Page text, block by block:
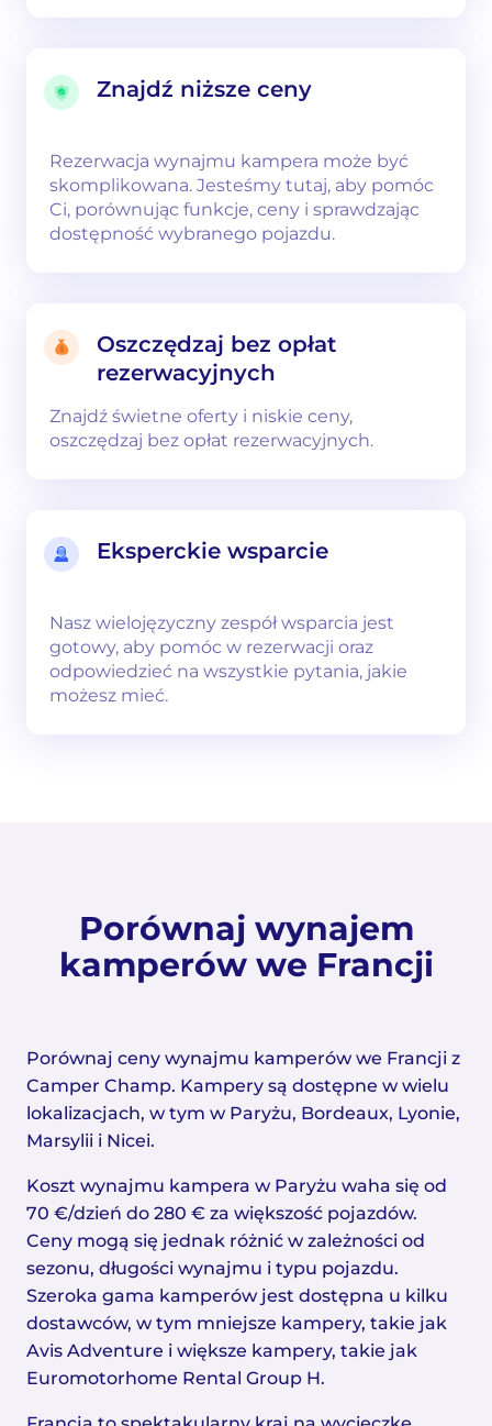
Znajdź niższe ceny
Rezerwacja wynajmu kampera może być
skomplikowana. Jesteśmy tutaj, aby pomóc
Ci, porównując funkcje, ceny i sprawdzając
dostępność wybranego pojazdu.
Oszczędzaj bez opłat
rezerwacyjnych
Znajdź świetne oferty i niskie ceny,
oszczędzaj bez opłat rezerwacyjnych.
Eksperckie wsparcie
Nasz wielojęzyczny zespół wsparcia jest
gotowy, aby pomóc w rezerwacji oraz
odpowiedzieć na wszystkie pytania, jakie
możesz mieć.
Porównaj wynajem
kamperów we Francji
Porównaj ceny wynajmu kamperów we Francji z
Camper Champ. Kampery są dostępne w wielu
lokalizacjach, w tym w Paryżu, Bordeaux, Lyonie,
Marsylii i Nicei.
Koszt wynajmu kampera w Paryżu waha się od
70 €/dzień do 280 € za większość pojazdów.
Ceny mogą się jednak różnić w zależności od
sezonu, długości wynajmu i typu pojazdu.
Szeroka gama kamperów jest dostępna u kilku
dostawców, w tym mniejsze kampery, takie jak
Avis Adventure i większe kampery, takie jak
Euromotorhome Rental Group H.